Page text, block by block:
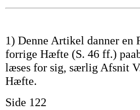
1) Denne Artikel danner en
forrige Hæfte (S. 46 ff.)
læses for sig, særlig Afsnit
Hæfte.
Side 122